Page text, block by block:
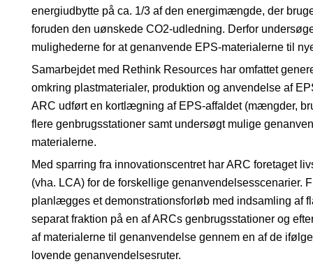
energiudbytte på ca. 1/3 af den energimængde, der
foruden den uønskede CO2-udledning. Derfor
mulighederne for at genanvende EPS-materialerne til
Samarbejdet med Rethink Resources har omfattet
omkring plastmaterialer, produktion og anvendelse af
ARC udført en kortlægning af EPS-affaldet (mængder,
flere genbrugsstationer samt undersøgt mulige
materialerne.
Med sparring fra innovationscentret har ARC foretaget
(vha. LCA) for de forskellige genanvendelsesscenarier.
planlægges et demonstrationsforløb med indsamling af
separat fraktion på en af ARCs genbrugsstationer og
af materialerne til genanvendelse gennem en af de
lovende genanvendelsesruter.